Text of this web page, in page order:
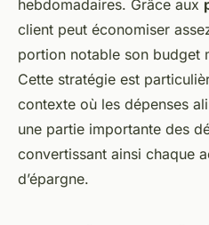
hebdomadaires. Grâce aux
client peut économiser
portion notable son budget
Cette stratégie est
contexte où les dépenses
une partie importante des
convertissant ainsi chaque
d’épargne.